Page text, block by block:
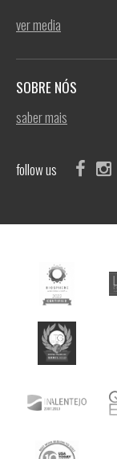
ver media
SOBRE NÓS
saber mais
follow us